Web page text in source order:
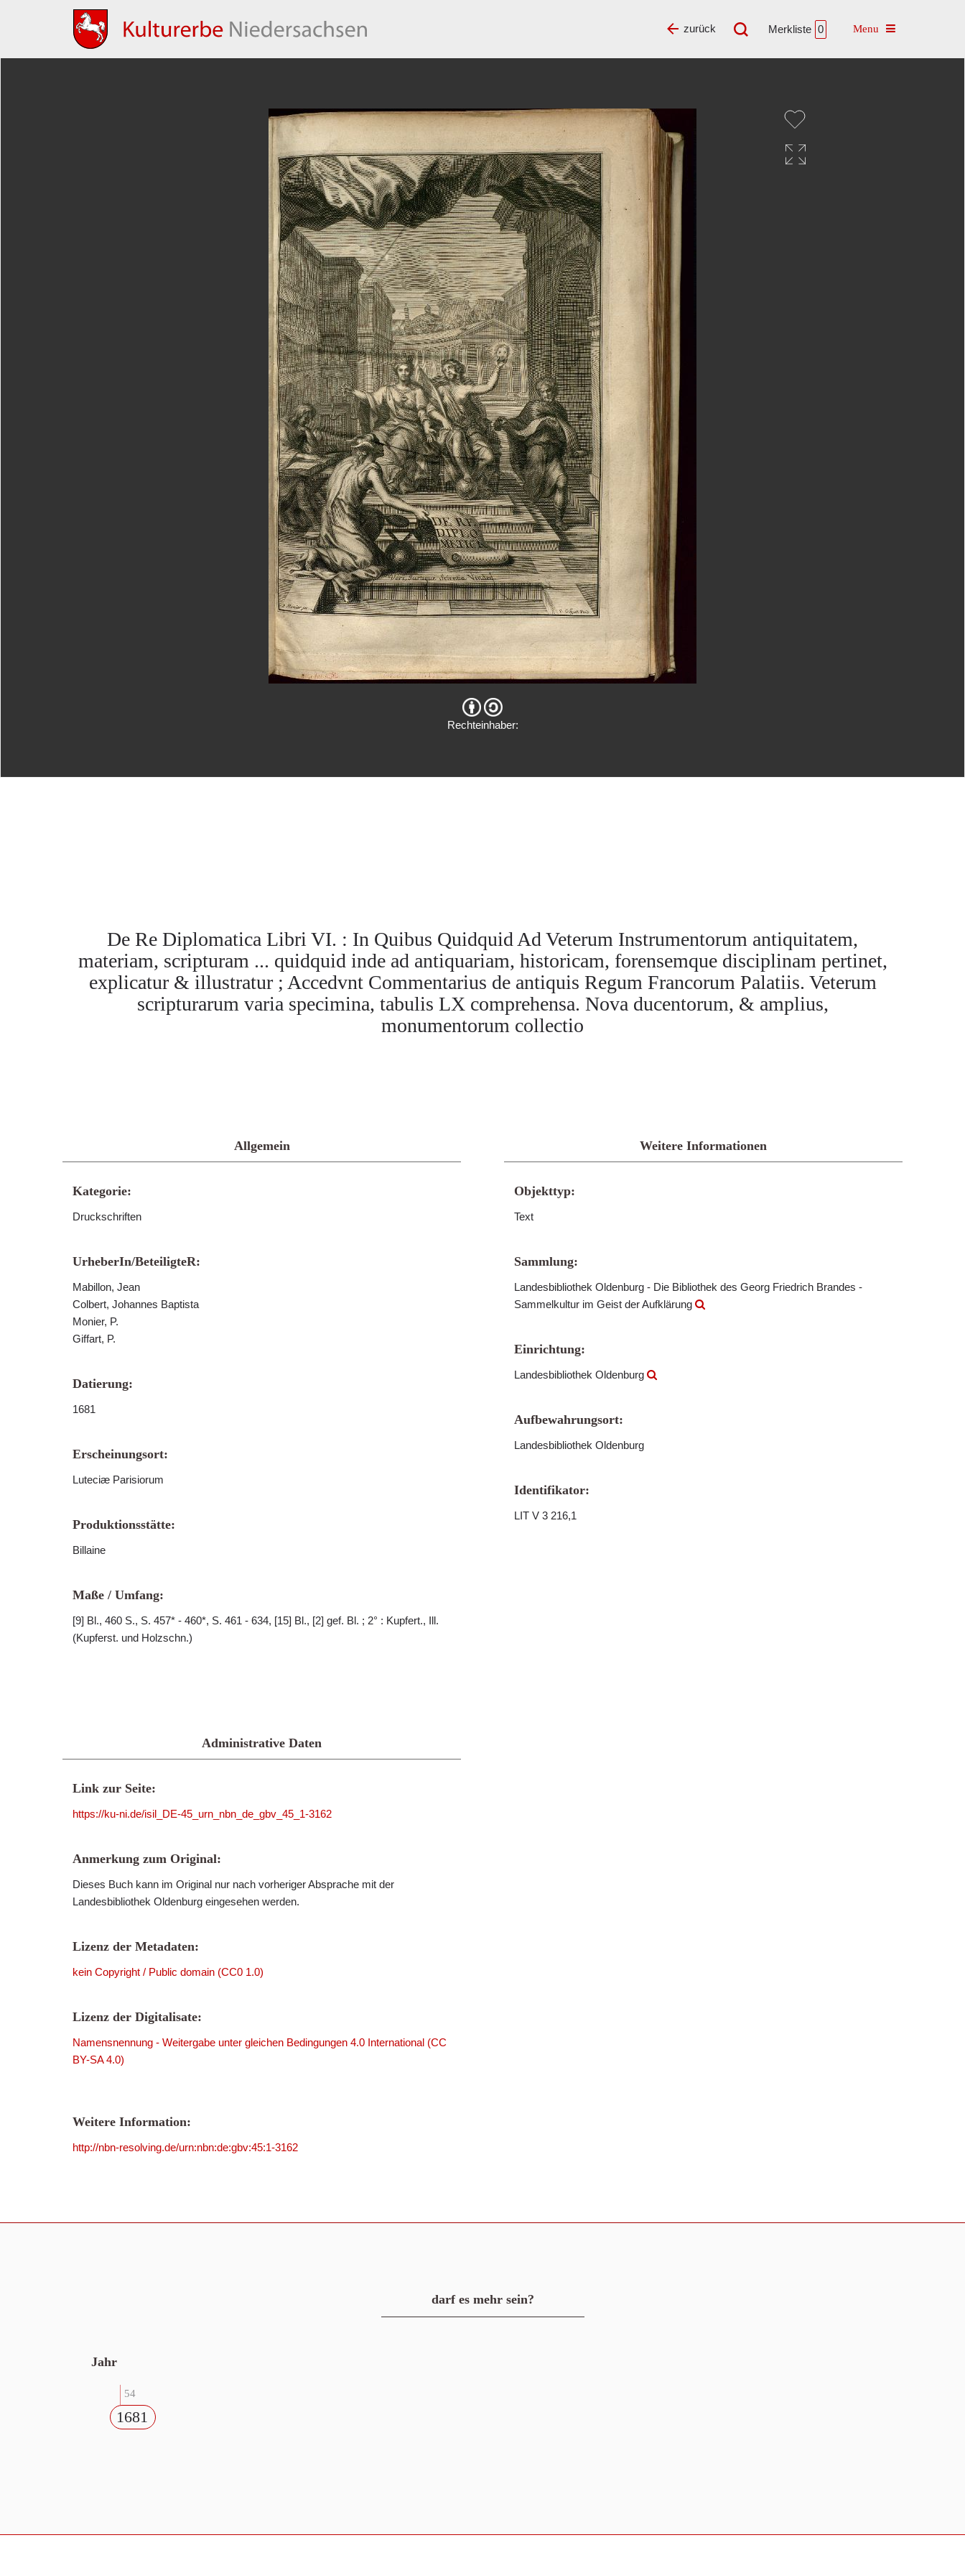
Merkliste 0 Toggle navigation
zurück
Rechteinhaber:
De Re Diplomatica Libri VI. : In Quibus Quidquid Ad Veterum Instrumentorum antiquitatem,
materiam, scripturam ... quidquid inde ad antiquariam, historicam, forensemque disciplinam pertinet,
explicatur & illustratur ; Accedvnt Commentarius de antiquis Regum Francorum Palatiis. Veterum
scripturarum varia specimina, tabulis LX comprehensa. Nova ducentorum, & amplius,
monumentorum collectio
Allgemein
Kategorie:
Druckschriften
UrheberIn/BeteiligteR:
Mabillon, Jean
Colbert, Johannes Baptista
Monier, P.
Giffart, P.
Datierung:
1681
Erscheinungsort:
Luteciæ Parisiorum
Produktionsstätte:
Billaine
Maße / Umfang:
[9] Bl., 460 S., S. 457* - 460*, S. 461 - 634, [15] Bl., [2] gef. Bl. ; 2° : Kupfert., Ill.
(Kupferst. und Holzschn.)
Weitere Informationen
Objekttyp:
Text
Sammlung:
Landesbibliothek Oldenburg - Die Bibliothek des Georg Friedrich Brandes -
Sammelkultur im Geist der Aufklärung
Einrichtung:
Landesbibliothek Oldenburg
Aufbewahrungsort:
Landesbibliothek Oldenburg
Identifikator:
LIT V 3 216,1
Administrative Daten
Link zur Seite:
https://ku-ni.de/isil_DE-45_urn_nbn_de_gbv_45_1-3162
Anmerkung zum Original:
Dieses Buch kann im Original nur nach vorheriger Absprache mit der
Landesbibliothek Oldenburg eingesehen werden.
Lizenz der Metadaten:
kein Copyright / Public domain (CC0 1.0)
Lizenz der Digitalisate:
Namensnennung - Weitergabe unter gleichen Bedingungen 4.0 International (CC
BY-SA 4.0)
Weitere Information:
http://nbn-resolving.de/urn:nbn:de:gbv:45:1-3162
darf es mehr sein?
Jahr
54
1681